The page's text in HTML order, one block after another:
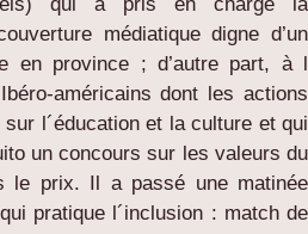
qui a pris en charge la
médiatique digne d’un
en province ; d’autre part, à l
américains dont les actions
l´éducation et la culture et qui
un concours sur les valeurs du
le prix. Il a passé une matinée
pratique l´inclusion : match de